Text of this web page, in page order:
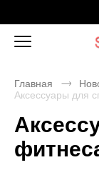
Главная
Аксессуары для